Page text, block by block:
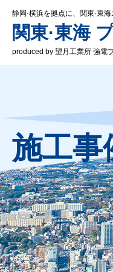
静岡·横浜を拠点に、関東·東
関東·東海
produced by 望月工業所 強電
施工事